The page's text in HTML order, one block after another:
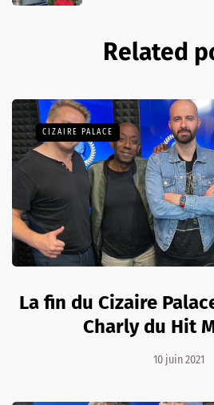
Related
CIZAIRE PALACE
La fin du Cizaire
Charly du Hit
10 juin 2021